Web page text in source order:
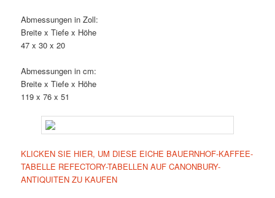
Abmessungen in Zoll:
Breite x Tiefe x Höhe
47 x 30 x 20
Abmessungen in cm:
Breite x Tiefe x Höhe
119 x 76 x 51
KLICKEN SIE HIER, UM DIESE EICHE BAUERNHOF-KAFFEE-
TABELLE REFECTORY-TABELLEN AUF CANONBURY-
ANTIQUITEN ZU KAUFEN